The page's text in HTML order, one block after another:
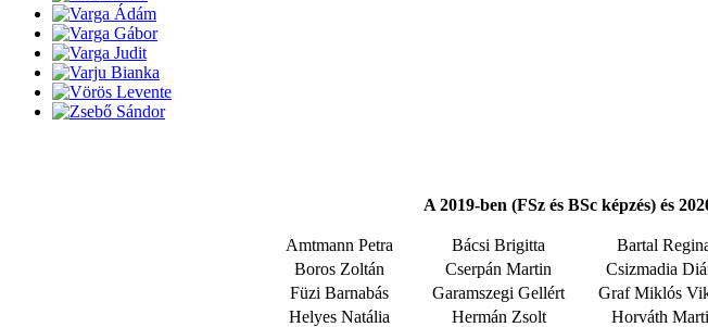
A 2019-ben (FSz és BSc képzés) és
Amtmann Petra Bácsi Brigitta Bartal
Boros Zoltán
Cserpán Martin Csizmadia
Füzi Barnabás
Garamszegi Gellért Graf Miklós
Helyes Natália
Hermán Zsolt Horváth